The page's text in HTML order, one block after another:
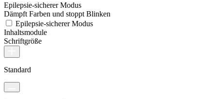
Epilepsie-sicherer Modus
Dämpft Farben und stoppt Blinken
Epilepsie-sicherer Modus
Inhaltsmodule
Schriftgröße
Standard